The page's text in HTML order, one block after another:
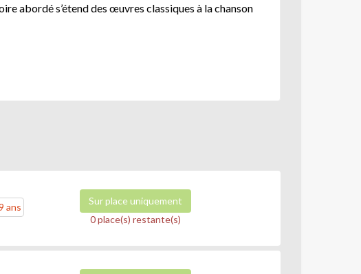
abordé s’étend des œuvres classiques à la chanson
ans
Sur place uniquement
0 place(s) restante(s)